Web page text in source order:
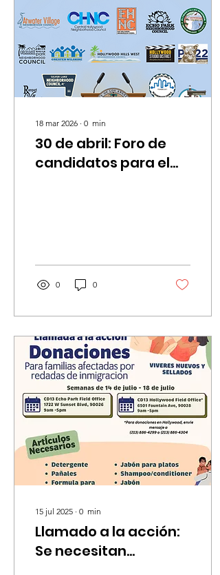
18 mar 2026 ∙ 0 min
30 de abril: Foro de
candidatos para el
0 0
15 jul 2025 ∙ 0 min
Llamado a la acción:
Se necesitan